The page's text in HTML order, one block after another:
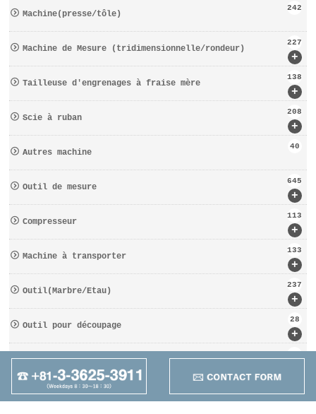
Machine(presse/tôle)
242
+
Machine de Mesure (tridimensionnelle/rondeur)
227
+
Tailleuse d′engrenages à fraise mère
138
+
Scie à ruban
208
Autres machine
40
+
Outil de mesure
645
+
Compresseur
113
+
Machine à transporter
133
+
Outil(Marbre/Etau)
237
+
Outil pour découpage
28
D′OUTILS COUPANTS
+
Autres